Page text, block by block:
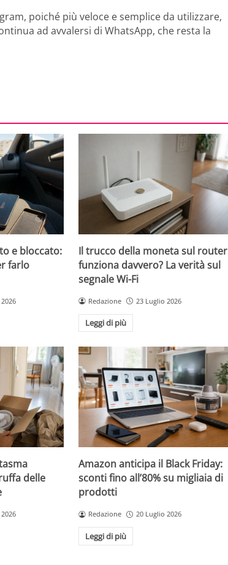
poiché più veloce e semplice da utilizzare,
ad avvalersi di WhatsApp, che resta la
e bloccato:
farlo
Il trucco della moneta sul router
funziona davvero? La verità sul
segnale Wi-Fi
Redazione 23 Luglio 2026
Leggi di più
delle
Amazon anticipa il Black Friday:
sconti fino all’80% su migliaia di
prodotti
Redazione 20 Luglio 2026
Leggi di più